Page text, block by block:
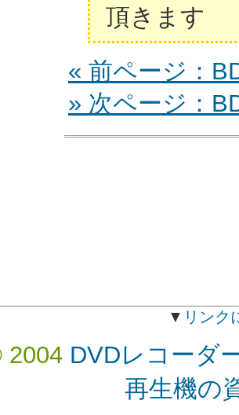
頂きます
« 前ページ：
» 次ページ：
▼ リンク
2004 DVDレコーダ
再生機の